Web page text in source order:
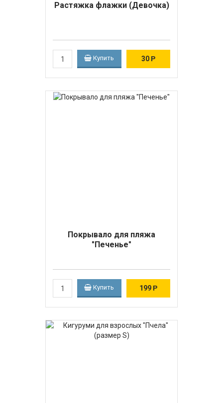
Растяжка флажки (Девочка)
Купить 30 Р
Покрывало для пляжа
"Печенье"
Купить 199 Р